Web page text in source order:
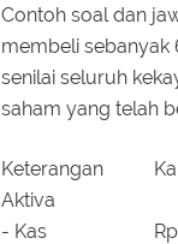
Contoh soal dan
membeli sebanyak
senilai seluruh
saham yang telah
Keterangan
Aktiva
- Kas